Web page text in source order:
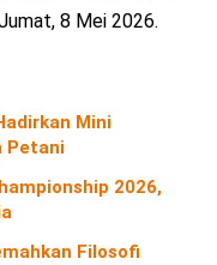
8 Mei 2026.
Mini
Petani
2026,
Filosofi